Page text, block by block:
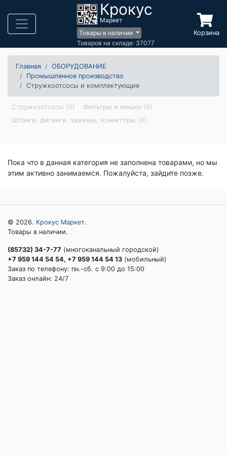
Крокус
Маркет
Товары в наличии
Товаров на складе: 37077
Корзина
Главная
ОБОРУДОВАНИЕ
Промышленное производство
Стружкоотсосы и комплектующие
Стружкоотсосы (0)
Фильтры и мешки (0)
Шланги, фитинги, зажимы, конекторы (0)
Пока что в данная категория не заполнена товарами, но мы
этим активно занимаемся. Пожалуйста, зайдите позже.
© 2026. Крокус Маркет.
Товары в наличии.
(85732) 34-7-77 (многоканальный городской)
+7 959 144 54 54, +7 959 144 54 13 (мобильный)
Заказ по телефону: пн.-сб. c 9:00 до 15:00
Заказ онлайн: 24/7